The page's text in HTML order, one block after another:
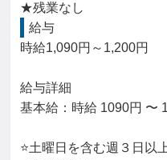
★残業なし
給与
時給1,090円～1,200円
給与詳細
基本給：時給 1090円 〜
⭐土曜日を含む週３日以